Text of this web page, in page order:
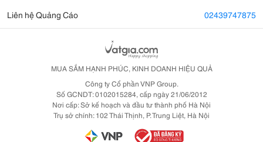
Liên hệ Quảng Cáo 02439747875
MUA SẮM HẠNH PHÚC, KINH DOANH HIỆU QUẢ
Công ty Cổ phần VNP Group.
Số GCNDT: 0102015284, cấp ngày 21/06/2012
Nơi cấp: Sở kế hoạch và đầu tư thành phố Hà Nội
Trụ sở chính: 102 Thái Thịnh, P. Trung Liệt, Hà Nội